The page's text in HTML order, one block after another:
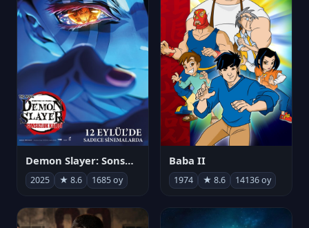
Demon Slayer: Sonsuzluk Kalesi
2025 ★ 8.6 1685 oy
Baba II
1974 ★ 8.6 14136 oy